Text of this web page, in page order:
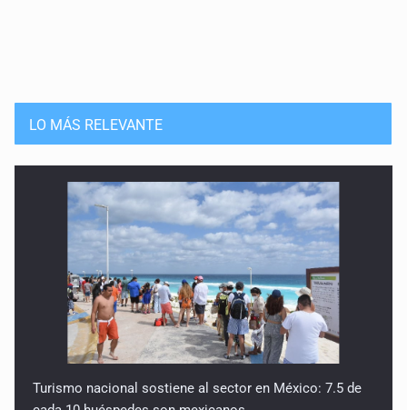
LO MÁS RELEVANTE
Turismo nacional sostiene al sector en México: 7.5 de